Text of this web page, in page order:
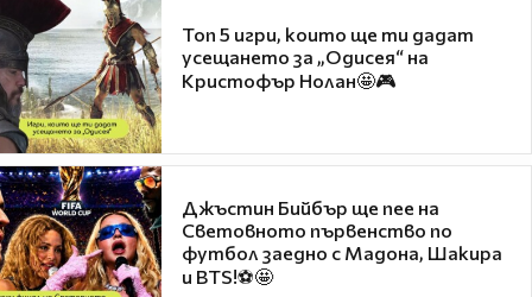
Топ 5 игри, които ще ти дадат
усещането за „Одисея“ на
Кристофър Нолан🤩🎮
Джъстин Бийбър ще пее на
Световното първенство по
футбол заедно с Мадона, Шакира
и BTS!⚽🤩